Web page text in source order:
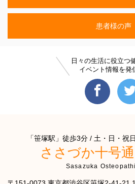
患者様の声
日々の生活に役立つ
イベント情報を発
「笹塚駅」徒歩3分 / 土・日・祝
ささづか十号
Sasazuka